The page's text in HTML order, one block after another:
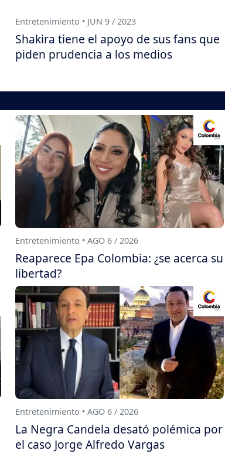
Entretenimiento • JUN 9 / 2023
Shakira tiene el apoyo de sus fans que
piden prudencia a los medios
Entretenimiento • AGO 6 / 2026
Reaparece Epa Colombia: ¿se acerca su
libertad?
Entretenimiento • AGO 6 / 2026
La Negra Candela desató polémica por
el caso Jorge Alfredo Vargas